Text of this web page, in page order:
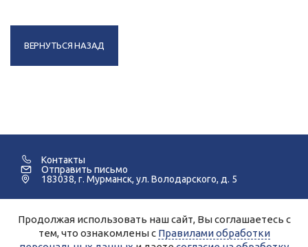
ВЕРНУТЬСЯ НАЗАД
Контакты
Отправить письмо
183038, г. Мурманск, ул. Володарского, д. 5
©2005-2026 Мурманский Педагогический Колледж.
Продолжая использовать наш сайт, Вы соглашаетесь с
тем, что ознакомлены с Правилами обработки